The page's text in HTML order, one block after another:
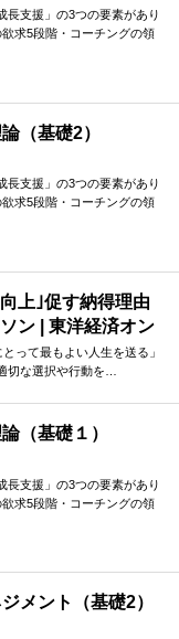
長支援」の3つの要素があり
求5段階・コーチングの領
どまらず、現場で直面する
（基礎2）
長支援」の3つの要素があり
求5段階・コーチングの領
どまらず、現場で直面する
上｣促す納得理由
ン | 東洋経済オン
って最もよい人生を送る」
切な選択や行動を…
（基礎１）
長支援」の3つの要素があり
求5段階・コーチングの領
どまらず、現場で直面する
メント（基礎2）